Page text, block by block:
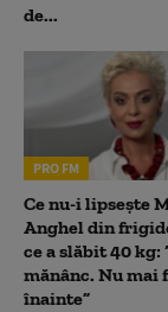
de...
PRO FM
Ce nu-i lipsește
Anghel din
ce a slăbit 40 kg:
mănânc. Nu mai
înainte”